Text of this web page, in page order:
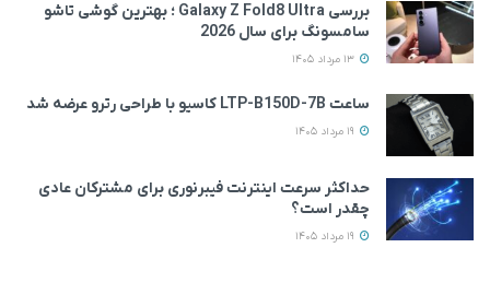
بررسی Galaxy Z Fold8 Ultra ؛ بهترین گوشی تاشو
سامسونگ برای سال 2026
ساعت LTP-B150D-7B کاسیو با طراحی رترو عرضه شد
حداکثر سرعت اینترنت فیبرنوری برای مشترکان عادی
چقدر است؟